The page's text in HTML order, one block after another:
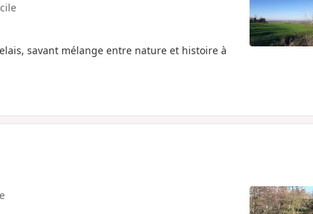
savant mélange entre nature et histoire à